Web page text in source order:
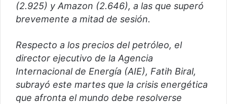
(2.925) y Amazon (2.646), a las que superó
brevemente a mitad de sesión.
Respecto a los precios del petróleo, el
director ejecutivo de la Agencia
Internacional de Energía (AIE), Fatih Biral,
subrayó este martes que la crisis energética
que afronta el mundo debe resolverse